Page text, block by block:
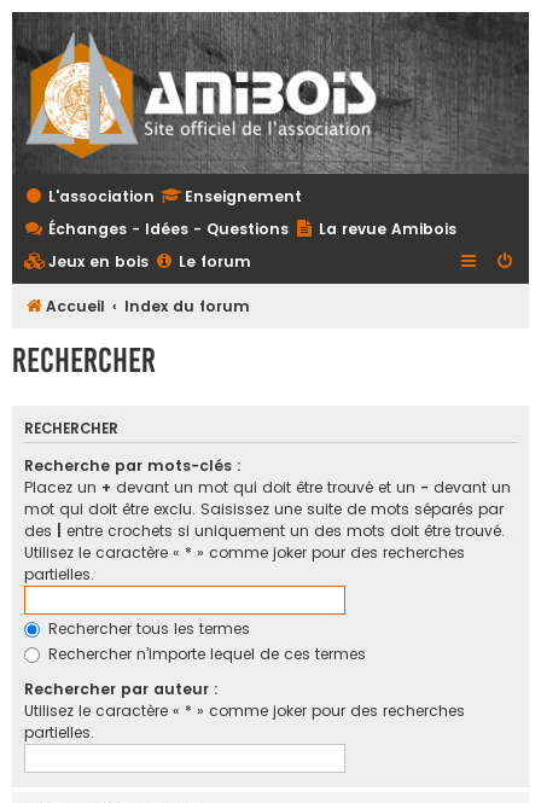
L'association
Enseignement
Échanges - Idées - Questions
La revue Amibois
Jeux en bois
Le forum
Accueil Index du forum
Rechercher
RECHERCHER
Recherche par mots-clés :
Placez un + devant un mot qui doit être trouvé et un - devant un
mot qui doit être exclu. Saisissez une suite de mots séparés par
des
entre crochets si uniquement un des mots doit être trouvé.
Utilisez le caractère « * » comme joker pour des recherches
partielles.
Rechercher tous les termes
Rechercher n’importe lequel de ces termes
Rechercher par auteur :
Utilisez le caractère « * » comme joker pour des recherches
partielles.